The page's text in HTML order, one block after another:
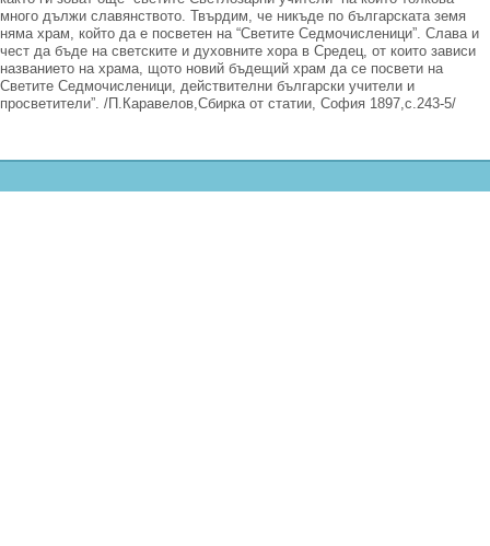
много дължи славянството. Твърдим, че никъде по българската земя
няма храм, който да е посветен на “Светите Седмочисленици”. Слава и
чест да бъде на светските и духовните хора в Средец, от които зависи
названието на храма, щото новий бъдещий храм да се посвети на
Светите Седмочисленици, действителни български учители и
просветители”. /П.Каравелов,Сбирка от статии, София 1897,с.243-5/